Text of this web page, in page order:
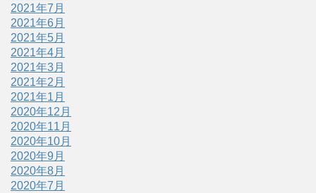
2021年7月
2021年6月
2021年5月
2021年4月
2021年3月
2021年2月
2021年1月
2020年12月
2020年11月
2020年10月
2020年9月
2020年8月
2020年7月